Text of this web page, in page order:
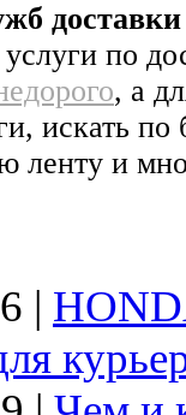
по
, а
искать по
ленту и
|